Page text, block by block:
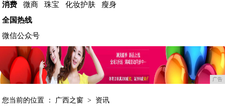
消费
微商 珠宝 化妆护肤
瘦身
全国热线
微信公众号
广告
您当前的位置 ： 广西之窗 > 资讯